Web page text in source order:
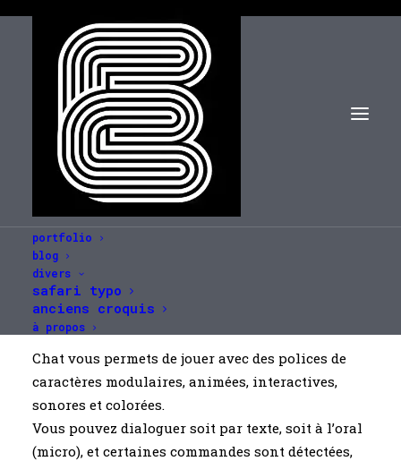
portfolio
blog
divers
safari typo
anciens croquis
à propos
CHAT
Chat vous permets de jouer avec des polices de
caractères modulaires, animées, interactives,
sonores et colorées.
Vous pouvez dialoguer soit par texte, soit à l’oral
(micro), et certaines commandes sont détectées,